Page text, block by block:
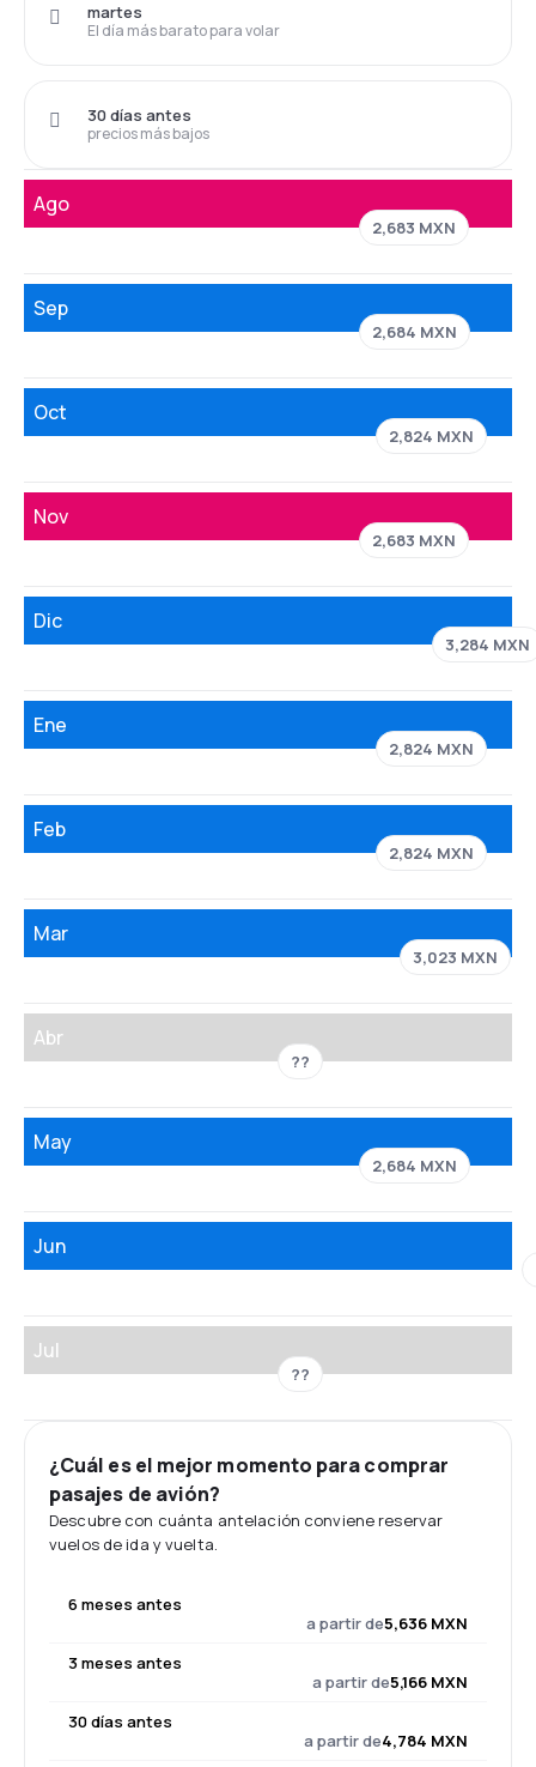
El día más barato para volar
martes
precios más bajos
30 días antes
Ago
2,683 MXN
Sep
2,684 MXN
Oct
2,824 MXN
Nov
2,683 MXN
Dic
3,284 MXN
Ene
2,824 MXN
Feb
2,824 MXN
Mar
3,023 MXN
Abr
??
May
2,684 MXN
Jun
Jul
??
¿Cuál es el mejor momento para comprar
pasajes de avión?
Descubre con cuánta antelación conviene reservar
vuelos de ida y vuelta.
6 meses antes
a partir de5,636 MXN
3 meses antes
a partir de5,166 MXN
30 días antes
a partir de4,784 MXN